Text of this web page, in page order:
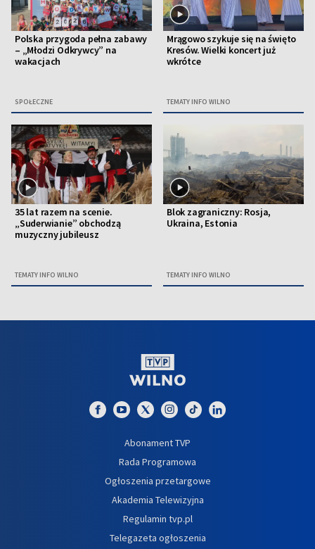
Polska przygoda pełna zabawy
– „Młodzi Odkrywcy” na
wakacjach
SPOŁECZNE
Mrągowo szykuje się na święto
Kresów. Wielki koncert już
wkrótce
TEMATY INFO WILNO
35 lat razem na scenie.
„Suderwianie” obchodzą
muzyczny jubileusz
TEMATY INFO WILNO
Blok zagraniczny: Rosja,
Ukraina, Estonia
TEMATY INFO WILNO
Abonament TVP
Rada Programowa
Ogłoszenia przetargowe
Akademia Telewizyjna
Regulamin tvp.pl
Telegazeta ogłoszenia